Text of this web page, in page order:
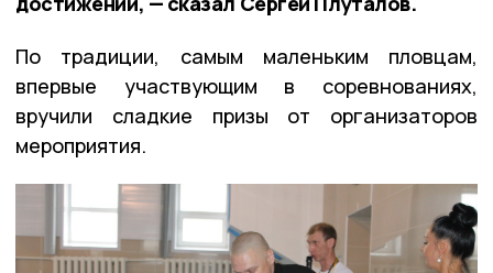
По традиции, самым маленьким пловцам,
впервые участвующим в соревнованиях,
вручили сладкие призы от организаторов
мероприятия.